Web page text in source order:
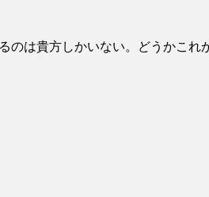
のは貴方しかいない。どうかこ